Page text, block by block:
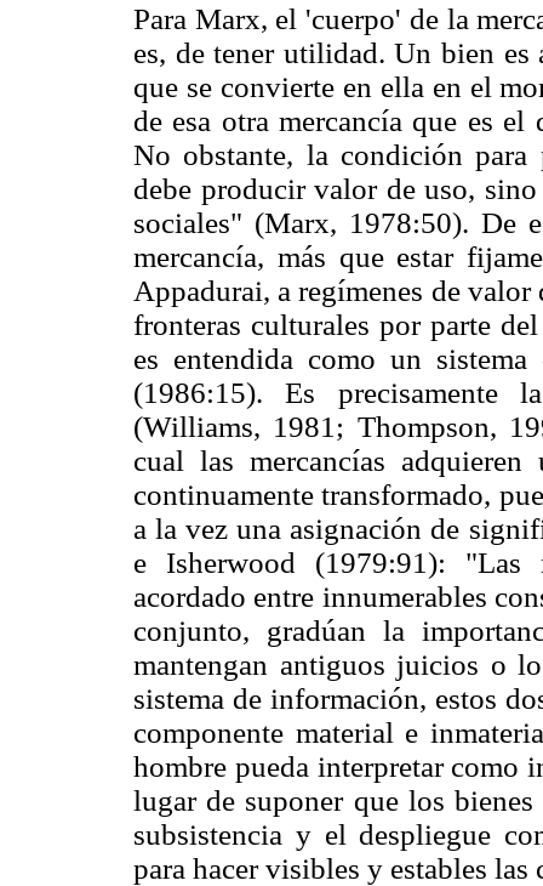
Para Marx, el 'cuerpo' de la
es, de tener utilidad. Un bien
que se convierte en ella en el
de esa otra mercancía que es
No obstante, la condición
debe producir valor de uso,
sociales" (Marx, 1978:50). De
mercancía, más que estar
Appadurai, a regímenes de valor
fronteras culturales por parte
es entendida como un
(1986:15). Es precisamente
(Williams, 1981; Thompson,
cual las mercancías
continuamente transformado,
a la vez una asignación de
e Isherwood (1979:91): "Las
acordado entre innumerables
conjunto, gradúan la
mantengan antiguos juicios o
sistema de información, estos
componente material e
hombre pueda interpretar como
lugar de suponer que los
subsistencia y el despliegue
para hacer visibles y estables